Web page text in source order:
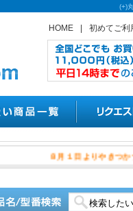
(+)
HOME 初めてご利
８月１日